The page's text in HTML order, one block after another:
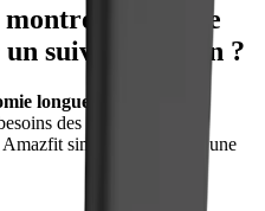
connectée
suivi quotidien ?
longue
des utilisateurs qui
simple à porter sur une